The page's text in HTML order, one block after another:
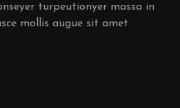
turpeutionyer massa in
mollis augue sit amet